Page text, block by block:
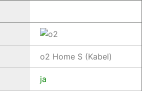
o2 Home S (Kabel)
ja